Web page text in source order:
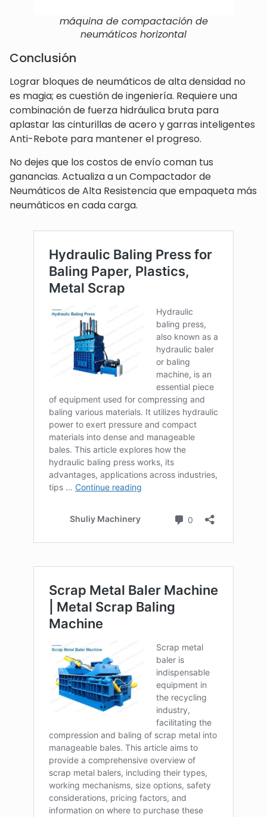
máquina de compactación de
neumáticos horizontal
Conclusión
Lograr bloques de neumáticos de alta densidad no
es magia; es cuestión de ingeniería. Requiere una
combinación de fuerza hidráulica bruta para
aplastar las cinturillas de acero y garras inteligentes
Anti-Rebote para mantener el progreso.
No dejes que los costos de envío coman tus
ganancias. Actualiza a un Compactador de
Neumáticos de Alta Resistencia que empaqueta más
neumáticos en cada carga.